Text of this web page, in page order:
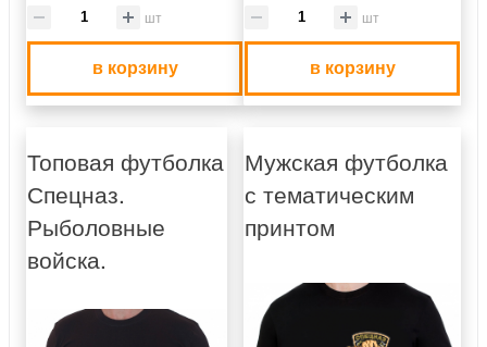
шт
в корзину
шт
в корзину
Топовая футболка
Спецназ.
Рыболовные
войска.
Мужская футболка
с тематическим
принтом